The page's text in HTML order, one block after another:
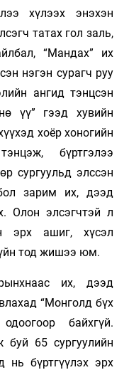
хүлээх энэхэн
татах гол заль,
“Мандах” их
нэгэн сурагч руу
ангид тэнцсэн
үү” гээд хувийн
хоёр хоногийн
бүртгэлээ
сургуульд элссэн
зарим их, дээд
Олон элсэгчтэй л
эрх ашиг, хүсэл
тод жишээ юм.
их, дээд
“Монголд бүх
байхгүй.
буй 65 сургуулийн
нь бүртгүүлэх эрх